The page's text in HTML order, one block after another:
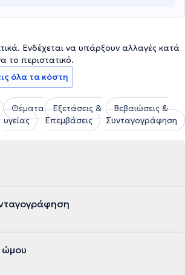
Ενδέχεται να υπάρξουν αλλαγές κατά
το περιστατικό.
όλα τα κόστη
Θέματα
υγείας
Εξετάσεις &
Επεμβάσεις
Βεβαιώσεις &
Συνταγογράφηση
ώμου